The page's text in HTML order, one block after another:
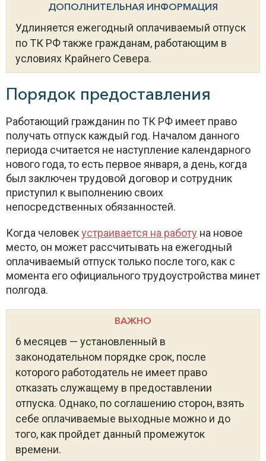
ДОПОЛНИТЕЛЬНАЯ ИНФОРМАЦИЯ
Удлиняется ежегодный оплачиваемый отпуск
по ТК РФ также гражданам, работающим в
условиях Крайнего Севера.
Порядок предоставления
Работающий гражданин по ТК РФ имеет право
получать отпуск каждый год. Началом данного
периода считается не наступление календарного
нового года, то есть первое января, а день, когда
был заключен трудовой договор и сотрудник
приступил к выполнению своих
непосредственных обязанностей.
Когда человекустраивается на работу на новое
место, он может рассчитывать на ежегодный
оплачиваемый отпуск только после того, как с
момента его официального трудоустройства минет
полгода.
ВАЖНО
6 месяцев — установленный в
законодательном порядке срок, после
которого работодатель не имеет право
отказать служащему в предоставлении
отпуска. Однако, по соглашению сторон, взять
себе оплачиваемые выходные можно и до
того, как пройдет данный промежуток
времени.